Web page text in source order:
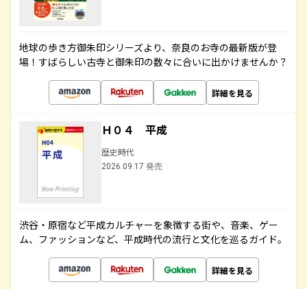
地球の歩き方御朱印シリーズより、奈良のお寺の最新版が登
場！すばらしい古寺と御朱印の数々に合いに出かけませんか？
詳細を見る
Ｈ０４ 平成
歴史時代
2026.09.17 発売
渋谷・原宿など平成カルチャーを象徴する街や、音楽、ゲー
ム、ファッションなど、平成時代の流行と文化を巡るガイド。
詳細を見る